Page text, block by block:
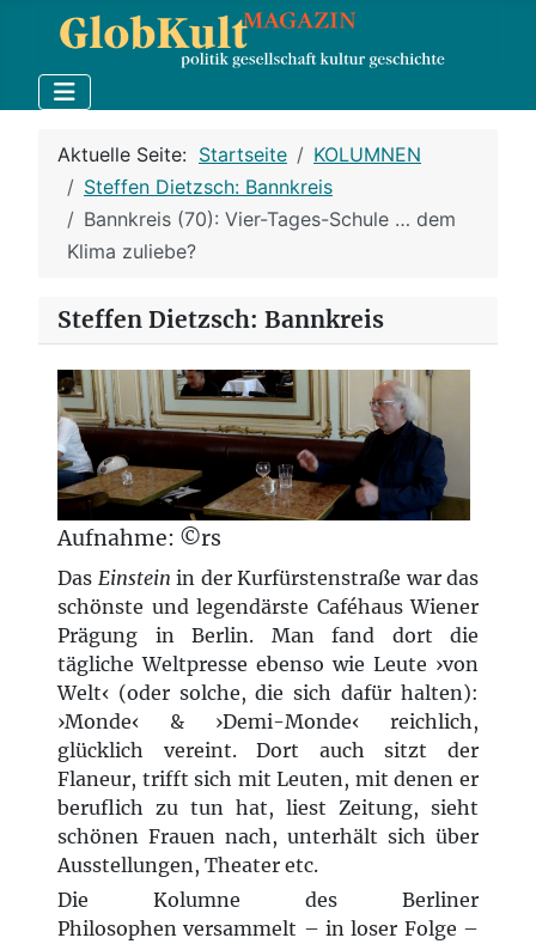
Aktuelle Seite: Startseite
KOLUMNEN
Steffen Dietzsch: Bannkreis
Bannkreis (70): Vier-Tages-Schule … dem
Klima zuliebe?
Steffen Dietzsch: Bannkreis
Aufnahme: ©rs
Das Einstein in der Kurfürstenstraße war das
schönste und legendärste Caféhaus Wiener
Prägung in Berlin. Man fand dort die
tägliche Weltpresse ebenso wie Leute ›von
Welt‹ (oder solche, die sich dafür halten):
›Monde‹ & ›Demi-Monde‹ reichlich,
glücklich vereint. Dort auch sitzt der
Flaneur, trifft sich mit Leuten, mit denen er
beruflich zu tun hat, liest Zeitung, sieht
schönen Frauen nach, unterhält sich über
Ausstellungen, Theater etc.
Die Kolumne des Berliner
Philosophen versammelt – in loser Folge –